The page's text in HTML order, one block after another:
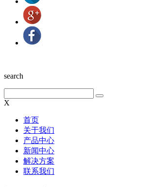
search
X
首页
关于我们
产品中心
新闻中心
解决方案
联系我们